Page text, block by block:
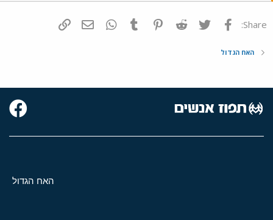
Share: פייסבוק Twitter
Reddit
Pinterest
Tumblr
WhatsAppדואר אלקטרוני
האח הגדול
האח הגדול